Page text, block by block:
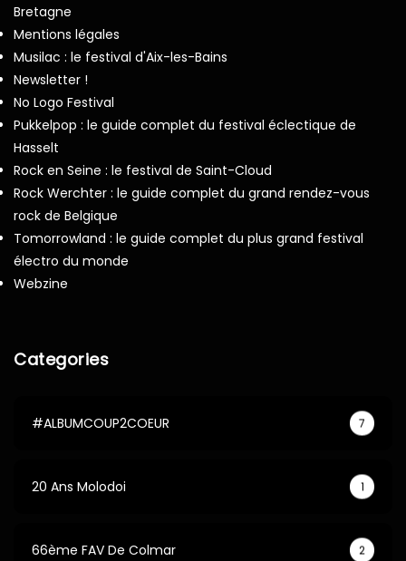
Bretagne
Mentions légales
Musilac : le festival d'Aix-les-Bains
Newsletter !
No Logo Festival
Pukkelpop : le guide complet du festival éclectique de
Hasselt
Rock en Seine : le festival de Saint-Cloud
Rock Werchter : le guide complet du grand rendez-vous
rock de Belgique
Tomorrowland : le guide complet du plus grand festival
électro du monde
Webzine
Categories
#ALBUMCOUP2COEUR 7
20 Ans Molodoi 1
66ème FAV De Colmar 2